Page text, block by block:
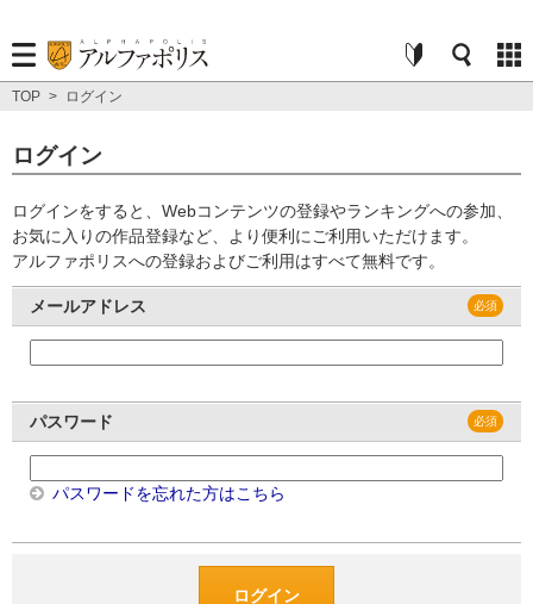
TOP > ログイン
ログイン
ログインをすると、Webコンテンツの登録やランキングへの参加、
お気に入りの作品登録など、より便利にご利用いただけます。
アルファポリスへの登録およびご利用はすべて無料です。
メールアドレス
パスワード
パスワードを忘れた方はこちら